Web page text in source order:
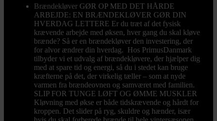
Brændekløver GØR OP MED DET HÅRDE
ARBEJDE: EN BRÆNDEKLØVER GØR DIN
HVERDAG LETTERE Er du træt af det fysisk
krævende arbejde med øksen, hver gang du skal kløve
brænde? Så er en brændekløver den investering, der
for alvor ændrer din hverdag. Hos PrimusDanmark
tilbyder vi et udvalg af brændekløvere, der hjælper dig
med at spare tid og energi, så du i stedet kan bruge
kræfterne på det, der virkelig tæller – som at nyde
varmen fra brændeovnen og samværet med familien.
SLIP FOR TUNGE LØFT OG ØMME MUSKLER
Kløvning med økse er både tidskrævende og hårdt for
kroppen. Det slider på ryg, skuldre og hænder, især